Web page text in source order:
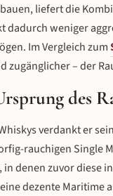
liefert die
dadurch weniger
Im Vergleich zum
zugänglicher – der
des
verdankt er
rauchigen Single
in denen zuvor
dezente Maritime